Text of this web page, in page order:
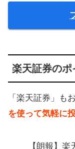
楽天証券のポ
「楽天証券」も
を使って気軽に
【朗報】